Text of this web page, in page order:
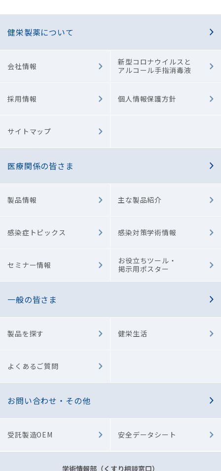
健栄製薬について
会社情報
新型コロナウイルスと
アルコール手指消毒液
採用情報 個人情報保護方針
サイトマップ
医療関係の皆さま
製品情報 主な製品紹介
感染症トピックス 感染対策学術情報
セミナー情報
お役立ちツール・
掲示用ポスター
一般の皆さま
製品を探す 健栄生活
よくあるご質問
お問い合わせ・その他
受託製造OEM 安全データシート
学術情報部（くすり相談窓口）